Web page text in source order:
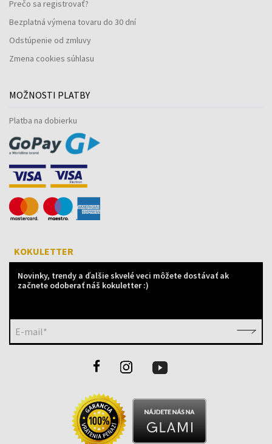
Prečo sa registrovať?
Bezplatná výmena tovaru do 30 dní
Odstúpenie od zmluvy
Zmena cookies súhlasu
MOŽNOSTI PLATBY
Platba na dobierku
KOKULETTER
Novinky, trendy a ďalšie skvelé veci môžete dostávať ak
začnete odoberať náš kokuletter :)
E-mail*